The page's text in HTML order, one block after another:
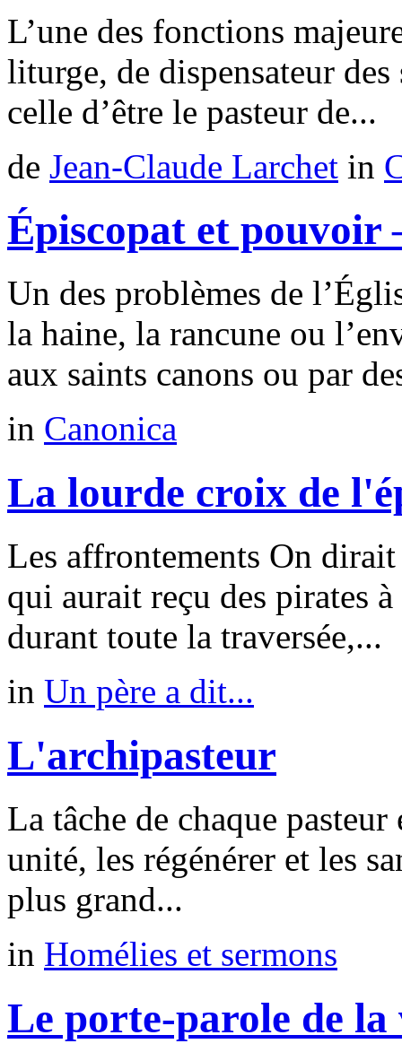
L’une des fonctions
liturge, de dispensateur des
celle d’être le pasteur de...
de Jean-Claude Larchet in
Épiscopat et pouvoir
Un des problèmes de
la haine, la rancune ou
aux saints canons ou par
in Canonica
La lourde croix de
Les affrontements On
qui aurait reçu des pirates
durant toute la traversée,...
in Un père a dit...
L'archipasteur
La tâche de chaque
unité, les régénérer et les
plus grand...
in Homélies et sermons
Le porte-parole de la